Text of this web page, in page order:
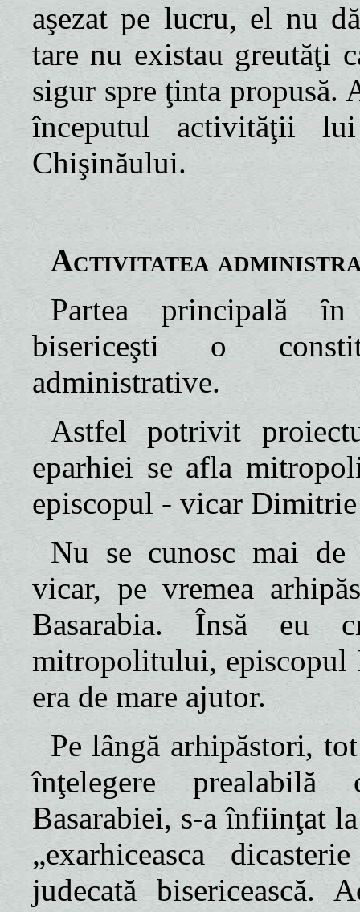
aşezat pe lucru, el nu
tare nu existau greutăţi
sigur spre ţinta propusă.
începutul activităţii
Chişinăului.
Activitatea
Partea principală
bisericeşti o
administrative.
Astfel potrivit
eparhiei se afla
episcopul - vicar
Nu se cunosc mai de
vicar, pe vremea
Basarabia. Însă eu
mitropolitului,
era de mare ajutor.
Pe lângă arhipăstori,
înţelegere prealabilă
Basarabiei, s-a înfiinţat
„exarhiceasca
judecată bisericească.